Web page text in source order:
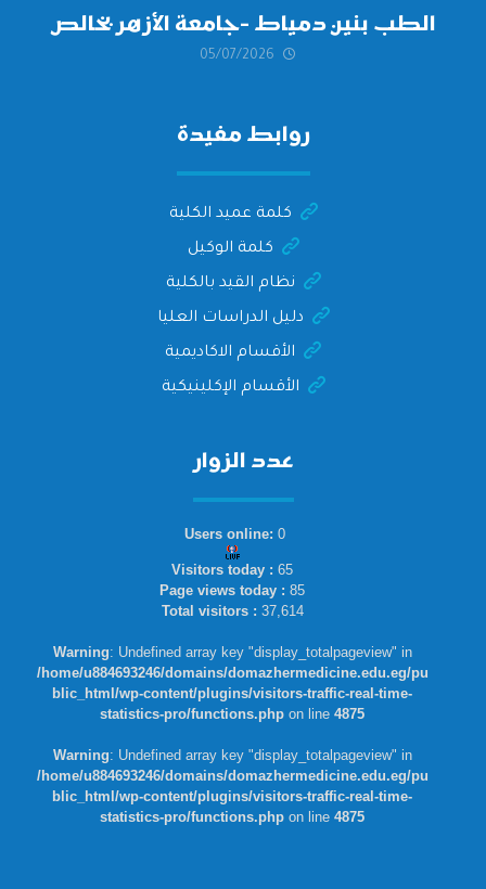
الطب بنين دمياط -جامعة الأزهر بخالص
التهنئة وأصدق الأمنيات إلى الأستاذ
05/07/2026
روابط مفيدة
كلمة عميد الكلية
كلمة الوكيل
نظام القيد بالكلية
دليل الدراسات العليا
الأقسام الاكاديمية
الأقسام الإكلينيكية
عدد الزوار
Users online: 0
Visitors today : 65
Page views today : 85
Total visitors : 37,614
Warning: Undefined array key "display_totalpageview" in
/home/u884693246/domains/domazhermedicine.edu.eg/pu
blic_html/wp-content/plugins/visitors-traffic-real-time-
statistics-pro/functions.php on line 4875
Warning: Undefined array key "display_totalpageview" in
/home/u884693246/domains/domazhermedicine.edu.eg/pu
blic_html/wp-content/plugins/visitors-traffic-real-time-
statistics-pro/functions.php on line 4875